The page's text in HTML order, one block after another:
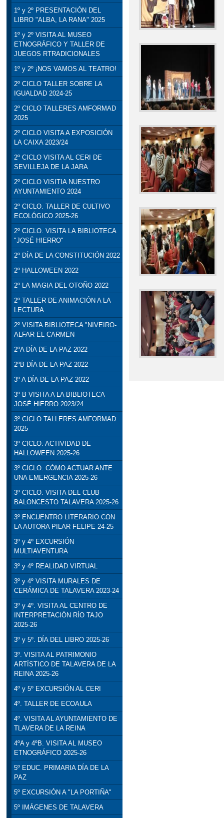
1º y 2º PRESENTACIÓN DEL
LIBRO "ALBA, LA RANA" 2025
1º y 2º VISITA AL MUSEO
ETNOGRÁFICO Y TALLER DE
JUEGOS RTRADICIONALES
1º y 2º ¡NOS VAMOS AL TEATRO!
2º CICLO TALLER SOBRE LA
IGUALDAD 2024-25
2º CICLO TALLERES AMFORMAD
2025
2º CICLO VISITA A EXPOSICIÓN
LA CAIXA 2023/24
2º CICLO VISITA AL CERI DE
SEVILLEJA DE LA JARA
2º CICLO VISITIA NUESTRO
AYUNTAMIENTO 2024
2º CICLO. TALLER DE CULTIVO
ECOLÓGICO 2025-26
2º CICLO. VISITA LA BIBLIOTECA
"JOSÉ HIERRO"
2º DÍA DE LA CONSTITUCIÓN 2022
2º HALLOWEEN 2022
2º LA MAGIA DEL OTOÑO 2022
2º TALLER DE ANIMACIÓN A LA
LECTURA
2º VISITA BIBLIOTECA "NIVEIRO-
ALFAR EL CARMEN
2ºA DÍA DE LA PAZ 2022
2ºB DÍA DE LA PAZ 2022
3º A DÍA DE LA PAZ 2022
3º B VISITA A LA BIBLIOTECA
JOSÉ HIERRO 2023/24
3º CICLO TALLERES AMFORMAD
2025
3º CICLO. ACTIVIDAD DE
HALLOWEEN 2025-26
3º CICLO. CÓMO ACTUAR ANTE
UNA EMERGENCIA 2025-26
3º CICLO. VISITA DEL CLUB
BALONCESTO TALAVERA 2025-26
3º ENCUENTRO LITERARIO CON
LA AUTORA PILAR FELIPE 24-25
3º y 4º EXCURSIÓN
MULTIAVENTURA
3º y 4º REALIDAD VIRTUAL
3º y 4º VISITA MURALES DE
CERÁMICA DE TALAVERA 2023-24
3º y 4º. VISITA AL CENTRO DE
INTERPRETACIÓN RÍO TAJO
2025-26
3º y 5º. DÍA DEL LIBRO 2025-26
3º. VISITA AL PATRIMONIO
ARTÍSTICO DE TALAVERA DE LA
REINA 2025-26
4º y 5º EXCURSIÓN AL CERI
4º. TALLER DE ECOAULA
4º. VISITA AL AYUNTAMIENTO DE
TLAVERA DE LA REINA
4ºA y 4ºB. VISITA AL MUSEO
ETNOGRÁFICO 2025-26
5º EDUC. PRIMARIA DÍA DE LA
PAZ
5º EXCURSIÓN A "LA PORTIÑA"
5º IMÁGENES DE TALAVERA